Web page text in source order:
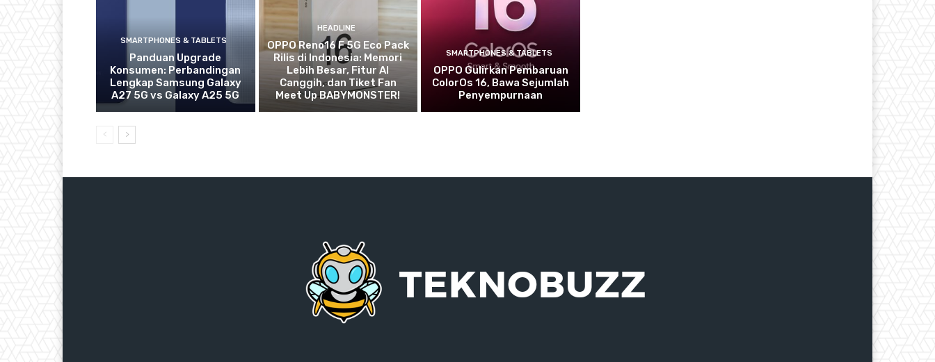
SMARTPHONES & TABLETS
Panduan Upgrade
Konsumen: Perbandingan
Lengkap Samsung Galaxy
A27 5G vs Galaxy A25 5G
HEADLINE
OPPO Reno16 F 5G Eco Pack
Rilis di Indonesia: Memori
Lebih Besar, Fitur AI
Canggih, dan Tiket Fan
Meet Up BABYMONSTER!
SMARTPHONES & TABLETS
OPPO Gulirkan Pembaruan
ColorOs 16, Bawa Sejumlah
Penyempurnaan